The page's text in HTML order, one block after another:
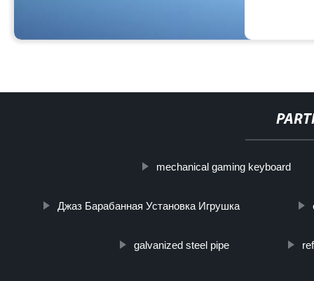
mechanical gaming keyboard
Джаз Барабанная Установка Игрушка
galvanized steel pipe